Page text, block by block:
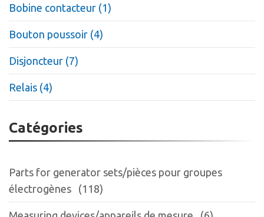
Bobine contacteur (1)
Bouton poussoir (4)
Disjoncteur (7)
Relais (4)
Catégories
Parts for generator sets/pièces pour groupes
électrogènes (118)